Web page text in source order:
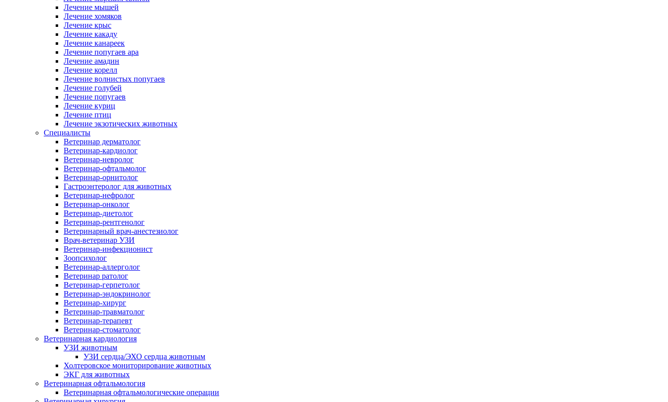
Лечение мышей
Лечение хомяков
Лечение крыс
Лечение какаду
Лечение канареек
Лечение попугаев ара
Лечение амадин
Лечение корелл
Лечение волнистых попугаев
Лечение голубей
Лечение попугаев
Лечение куриц
Лечение птиц
Лечение экзотических животных
Специалисты
Ветеринар дерматолог
Ветеринар-кардиолог
Ветеринар-невролог
Ветеринар-офтальмолог
Ветеринар-орнитолог
Гастроэнтеролог для животных
Ветеринар-нефролог
Ветеринар-онколог
Ветеринар-диетолог
Ветеринар-рентгенолог
Ветеринарный врач-анестезиолог
Врач-ветеринар УЗИ
Ветеринар-инфекционист
Зоопсихолог
Ветеринар-аллерголог
Ветеринар ратолог
Ветеринар-герпетолог
Ветеринар-эндокринолог
Ветеринар-хирург
Ветеринар-травматолог
Ветеринар-терапевт
Ветеринар-стоматолог
Ветеринарная кардиология
УЗИ животным
УЗИ сердца/ЭХО сердца животным
Холтеровское мониторирование животных
ЭКГ для животных
Ветеринарная офтальмология
Ветеринарная офтальмологические операции